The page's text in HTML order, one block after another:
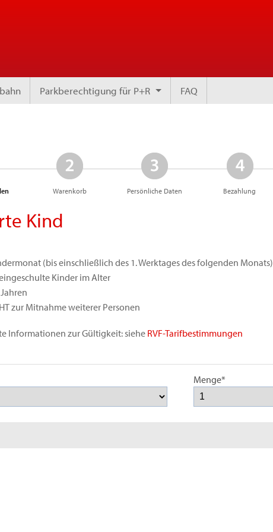
Parkberechtigung für P+R FAQ
Warenkorb Persönliche Daten Bezahlung
Kind
(bis einschließlich des 1. Werktages des folgenden Monats)
Kinder im Alter
zur Mitnahme weiterer Personen
Informationen zur Gültigkeit: siehe RVF-Tarifbestimmungen
Menge*